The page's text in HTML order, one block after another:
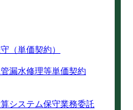
（単価契約）
漏水修理等単価契約
システム保守業務委託